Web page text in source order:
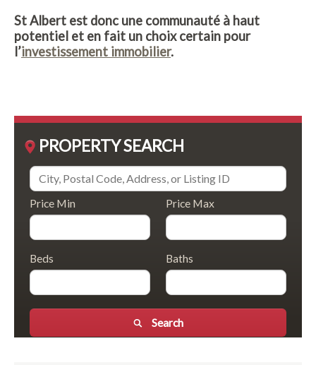
St Albert est donc une communauté à haut
potentiel et en fait un choix certain pour
l’investissement immobilier.
PROPERTY SEARCH
Price Min Price Max
Beds Baths
Search